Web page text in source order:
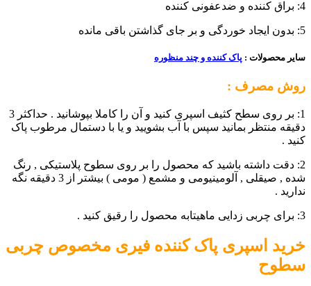
4: براق کننده و ضدعفونی کننده
5: بدون ایجاد خوردگی و بر جای گذاشتن باقی مانده
سایر محصولات : پاک کننده و چند منظوره
روش مصرف :
1: بر روی سطح کثیف اسپری کنید و آن را کاملا بپوشانید . حداکثر 3
دقیقه منتظر بمانید سپس با آب بشویید و یا با دستمال مرطوب پاک
کنید .
2: دقت داشته باشید که محصول را بر روی سطوح پلاستیکی , رنگ
شده , صیقلی , آلومینیومی و مشمع ( مومی ) بیشتر از 3 دقیقه نگه
ندارید .
3: برای چربی زدایی ماهیتابه محصول را رقیق کنید .
خرید اسپری پاک کننده فیری مخصوص چربی
سطوح